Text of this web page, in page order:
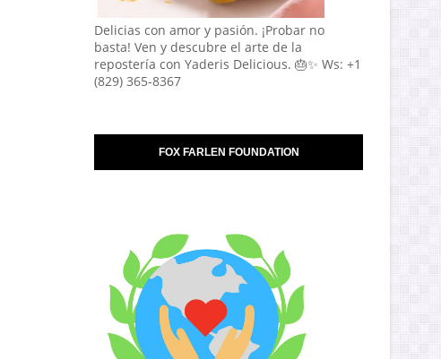
Delicias con amor y pasión. ¡Probar no
basta! Ven y descubre el arte de la
repostería con Yaderis Delicious. 🎂✨ Ws: +1
(829) 365-8367
FOX FARLEN FOUNDATION